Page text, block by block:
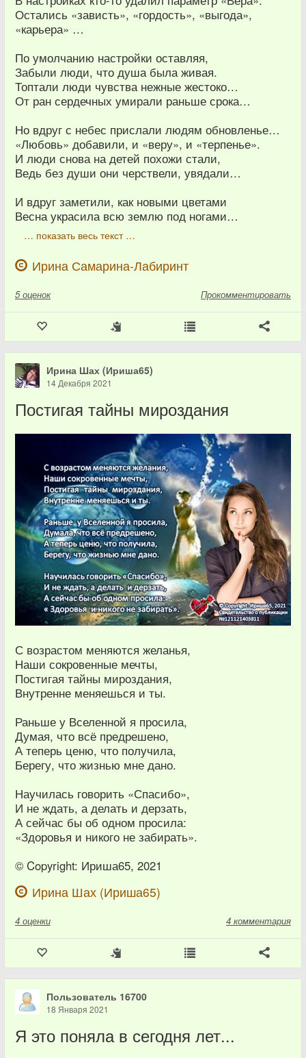
Остались «зависть», «гордость», «выгода»,
«карьера» …
По умолчанию настройки оставляя,
Забыли люди, что душа была живая.
Топтали люди чувства нежные жестоко…
От ран сердечных умирали раньше срока…
Но вдруг с небес прислали людям обновленье…
«Любовь» добавили, и «веру», и «терпенье».
И люди снова на детей похожи стали,
Ведь без души они черствели, увядали…
И вдруг заметили, как новыми цветами
Весна украсила всю землю под ногами…
… показать весь текст …
Ирина Самарина-Лабиринт
5 оценок Прокомментировать
Ирина Шах (Ириша65)
14 Декабря 2021
Постигая тайны мироздания
С возрастом меняются желанья,
Наши сокровенные мечты,
Постигая тайны мироздания,
Внутренне меняешься и ты.
Раньше у Вселенной я просила,
Думая, что всё предрешено,
А теперь ценю, что получила,
Берегу, что жизнью мне дано.
Научилась говорить «Спасибо»,
И не ждать, а делать и дерзать,
А сейчас бы об одном просила:
«Здоровья и никого не забирать».
© Copyright: Ириша65, 2021
Ирина Шах (Ириша65)
4 оценки 4 комментария
Пользователь 16700
18 Января 2021
Я это поняла в сегодня лет...